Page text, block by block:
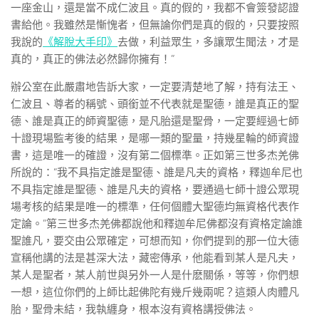
一座金山，還是當不成仁波且。真的假的，我都不會簽發認證
書給他。我雖然是慚愧者，但無論你們是真的假的，只要按照
我說的 《解脫大手印》 去做，利益眾生，多讓眾生聞法，才是
真的，真正的佛法必然歸你擁有！”
辦公室在此嚴肅地告訴大家，一定要清楚地了解，持有法王、
仁波且、尊者的稱號、頭銜並不代表就是聖德，誰是真正的聖
德、誰是真正的師資聖德，是凡胎還是聖骨，一定要經過七師
十證現場監考後的結果，是哪一類的聖量，持幾星輪的師資證
書，這是唯一的確證，沒有第二個標準。正如第三世多杰羌佛
所說的：“我不具指定誰是聖德、誰是凡夫的資格，釋迦牟尼也
不具指定誰是聖德、誰是凡夫的資格，要通過七師十證公眾現
場考核的結果是唯一的標準，任何個體大聖德均無資格代表作
定論。”第三世多杰羌佛都說他和釋迦牟尼佛都沒有資格定論誰
聖誰凡，要交由公眾確定，可想而知，你們提到的那一位大德
宣稱他講的法是甚深大法，藏密傳承，他能看到某人是凡夫，
某人是聖者，某人前世與另外一人是什麽關係，等等，你們想
一想，這位你們的上師比起佛陀有幾斤幾兩呢？這類人肉體凡
胎，聖骨未結，我執纏身，根本沒有資格講授佛法。